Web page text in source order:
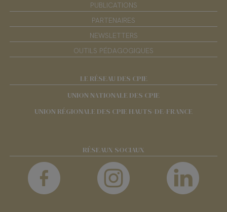
PUBLICATIONS
PARTENAIRES
NEWSLETTERS
OUTILS PÉDAGOGIQUES
LE RÉSEAU DES CPIE
UNION NATIONALE DES CPIE
UNION RÉGIONALE DES CPIE HAUTS-DE-FRANCE
RÉSEAUX SOCIAUX